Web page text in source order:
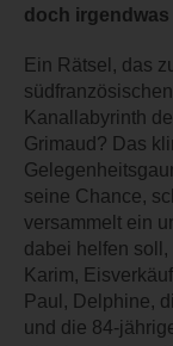
doch
Ein Rätsel, das
Kanallabyrinth
Grimaud? Das
seine Chance,
versammelt ein
dabei helfen
Karim,
Paul, Delphine,
und die 84-